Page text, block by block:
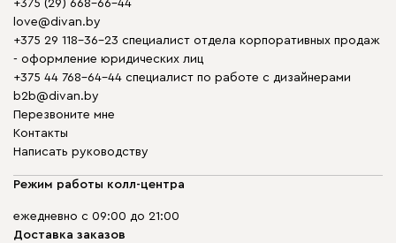
+375 (29) 668-66-44
love@divan.by
+375 29 118-36-23 специалист отдела корпоративных продаж
- оформление юридических лиц
+375 44 768-64-44 специалист по работе с дизайнерами
b2b@divan.by
Перезвоните мне
Контакты
Написать руководству
Режим работы колл-центра
ежедневно с 09:00 до 21:00
Доставка заказов